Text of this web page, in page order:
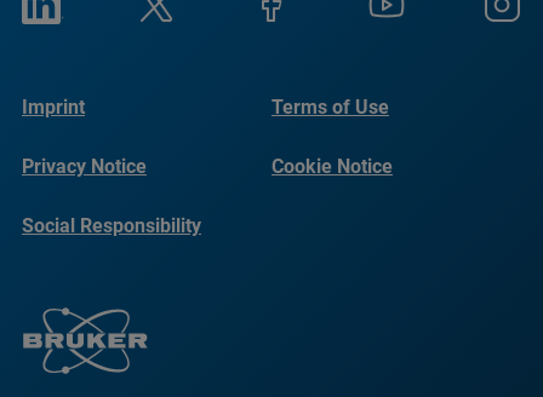
Imprint Terms of Use
Privacy Notice Cookie Notice
Social Responsibility